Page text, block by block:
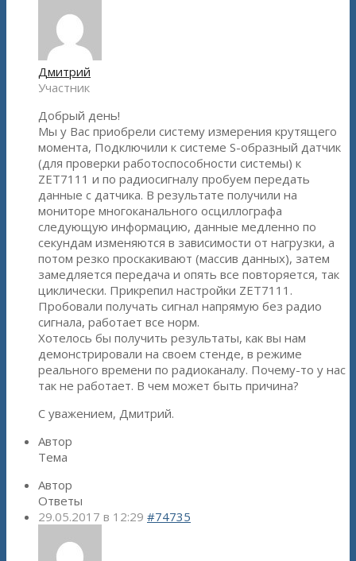
Дмитрий
Участник
Добрый день!
Мы у Вас приобрели систему измерения крутящего
момента, Подключили к системе S-образный датчик
(для проверки работоспособности системы) к
ZET7111 и по радиосигналу пробуем передать
данные с датчика. В результате получили на
мониторе многоканального осциллографа
следующую информацию, данные медленно по
секундам изменяются в зависимости от нагрузки, а
потом резко проскакивают (массив данных), затем
замедляется передача и опять все повторяется, так
циклически. Прикрепил настройки ZET7111.
Пробовали получать сигнал напрямую без радио
сигнала, работает все норм.
Хотелось бы получить результаты, как вы нам
демонстрировали на своем стенде, в режиме
реального времени по радиоканалу. Почему-то у нас
так не работает. В чем может быть причина?
С уважением, Дмитрий.
Автор
Тема
Автор
Ответы
29.05.2017 в 12:29 #74735